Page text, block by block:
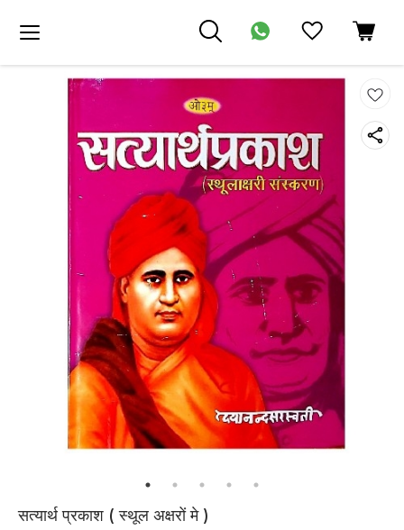
सत्यार्थ प्रकाश ( स्थूल अक्षरों मे )